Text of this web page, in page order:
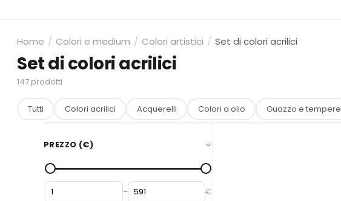
Home / Colori e medium / Colori artistici / Set di colori acrilici
Set di colori acrilici
147 prodotti
Tutti Colori acrilici Acquerelli Colori a olio Guazzo e tempere